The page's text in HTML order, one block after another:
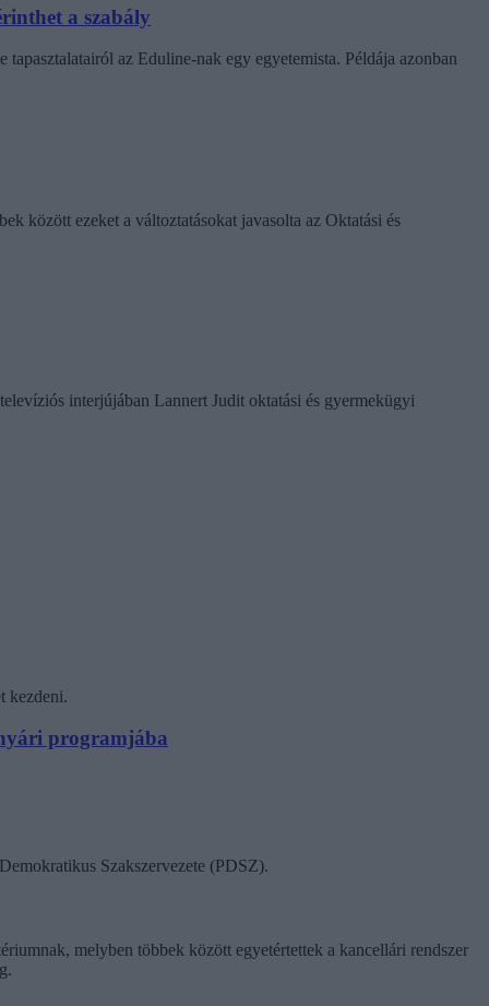
a szabály
az Eduline-nak egy egyetemista. Példája azonban
között ezeket a változtatásokat javasolta az Oktatási és
interjújában Lannert Judit oktatási és gyermekügyi
kezdeni.
programjába
Szakszervezete (PDSZ).
melyben többek között egyetértettek a kancellári rendszer